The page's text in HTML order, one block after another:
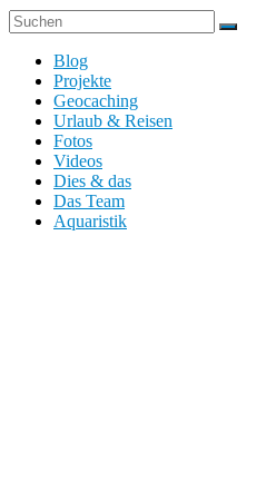
Blog
Projekte
Geocaching
Urlaub & Reisen
Fotos
Videos
Dies & das
Das Team
Aquaristik